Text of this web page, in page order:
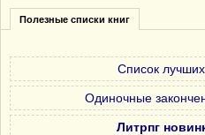
Полезные списки книг
Список
Одиночные
Литрпг